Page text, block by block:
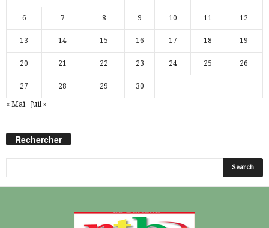
6 7 8 9 10 11 12
13 14 15 16 17 18 19
20 21 22 23 24 25 26
27 28 29 30
« Mai Juil »
Rechercher